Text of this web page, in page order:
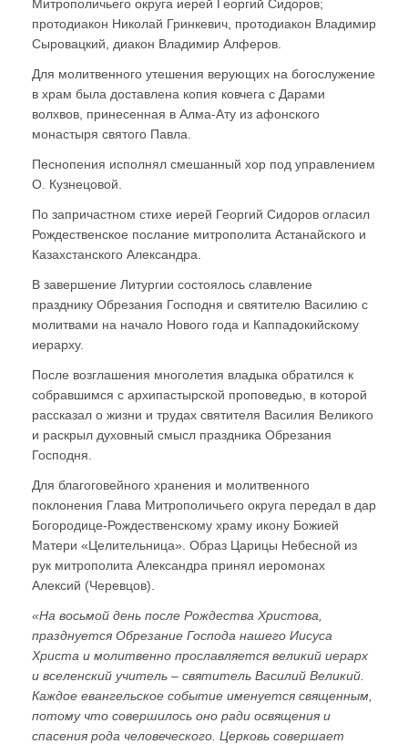
Митрополичьего округа иерей Георгий Сидоров;
протодиакон Николай Гринкевич, протодиакон Владимир
Сыровацкий, диакон Владимир Алферов.
Для молитвенного утешения верующих на богослужение
в храм была доставлена копия ковчега с Дарами
волхвов, принесенная в Алма-Ату из афонского
монастыря святого Павла.
Песнопения исполнял смешанный хор под управлением
О. Кузнецовой.
По запричастном стихе иерей Георгий Сидоров огласил
Рождественское послание митрополита Астанайского и
Казахстанского Александра.
В завершение Литургии состоялось славление
празднику Обрезания Господня и святителю Василию с
молитвами на начало Нового года и Каппадокийскому
иерарху.
После возглашения многолетия владыка обратился к
собравшимся с архипастырской проповедью, в которой
рассказал о жизни и трудах святителя Василия Великого
и раскрыл духовный смысл праздника Обрезания
Господня.
Для благоговейного хранения и молитвенного
поклонения Глава Митрополичьего округа передал в дар
Богородице-Рождественскому храму икону Божией
Матери «Целительница». Образ Царицы Небесной из
рук митрополита Александра принял иеромонах
Алексий (Черевцов).
«На восьмой день после Рождества Христова,
празднуется Обрезание Господа нашего Иисуса
Христа и молитвенно прославляется великий иерарх
и вселенский учитель – святитель Василий Великий.
Каждое евангельское событие именуется священным,
потому что совершилось оно ради освящения и
спасения рода человеческого. Церковь совершает